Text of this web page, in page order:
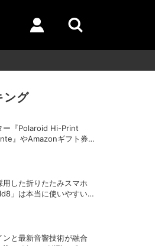
ング
ー『Polaroid Hi-Print
』やAmazonギフト券
用した折りたたみスマホ
」は本当に使いやすい
ンと最新音響技術が融合